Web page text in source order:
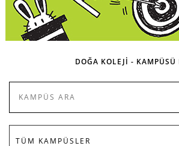
DOĞA KOLEJİ - KAMPÜSÜ